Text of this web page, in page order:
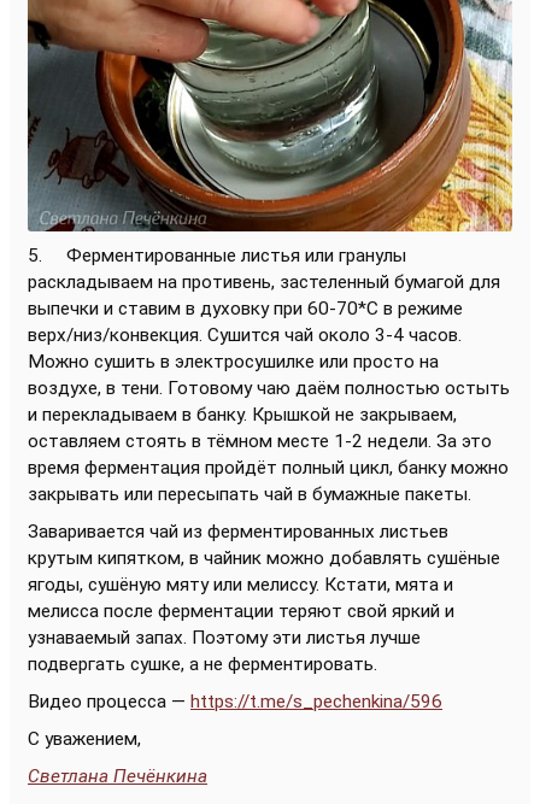
5. Ферментированные листья или гранулы
раскладываем на противень, застеленный бумагой для
выпечки и ставим в духовку при 60-70*С в режиме
верх/низ/конвекция. Сушится чай около 3-4 часов.
Можно сушить в электросушилке или просто на
воздухе, в тени. Готовому чаю даём полностью остыть
и перекладываем в банку. Крышкой не закрываем,
оставляем стоять в тёмном месте 1-2 недели. За это
время ферментация пройдёт полный цикл, банку можно
закрывать или пересыпать чай в бумажные пакеты.
Заваривается чай из ферментированных листьев
крутым кипятком, в чайник можно добавлять сушёные
ягоды, сушёную мяту или мелиссу. Кстати, мята и
мелисса после ферментации теряют свой яркий и
узнаваемый запах. Поэтому эти листья лучше
подвергать сушке, а не ферментировать.
Видео процесса — https://t.me/s_pechenkina/596
С уважением,
Светлана Печёнкина